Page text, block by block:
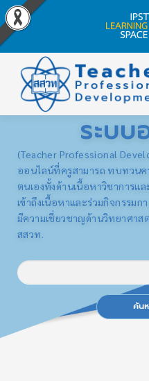
content
ข่าวประกาศ หลั
วิธีใช้งาน เข้าสู่
ระบบ
(Teacher Professional
ออนไลน์ที่ครูสามารถ ทบทวน
ตนเองทั้งด้านเนื้อหาวิชาการแ
เข้าถึงเนื้อหาและร่วมกิจกรรม
มีความเชี่ยวชาญด้านวิทยาศาส
สสวท.
ค้นห